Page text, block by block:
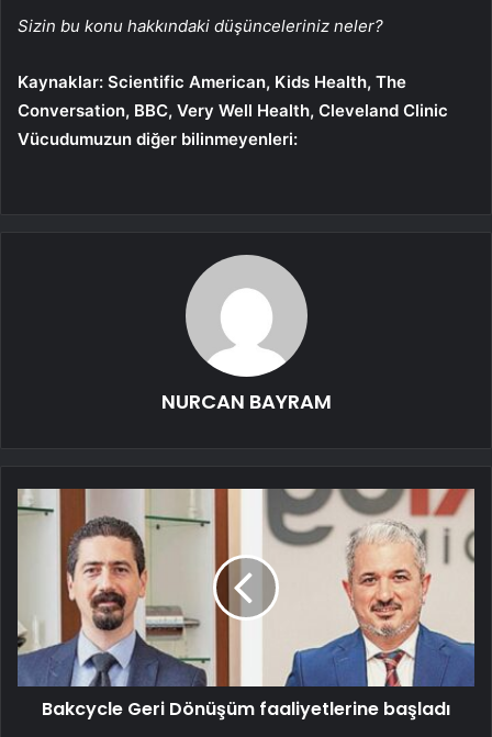
Sizin bu konu hakkındaki düşünceleriniz neler?
Kaynaklar: Scientific American, Kids Health, The
Conversation, BBC, Very Well Health, Cleveland Clinic
Vücudumuzun diğer bilinmeyenleri:
NURCAN BAYRAM
Bakcycle Geri Dönüşüm faaliyetlerine başladı